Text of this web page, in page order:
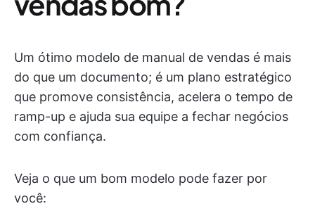
Um ótimo modelo de manual de vendas é mais
do que um documento; é um plano estratégico
que promove consistência, acelera o tempo de
ramp-up e ajuda sua equipe a fechar negócios
com confiança.
Veja o que um bom modelo pode fazer por
você: